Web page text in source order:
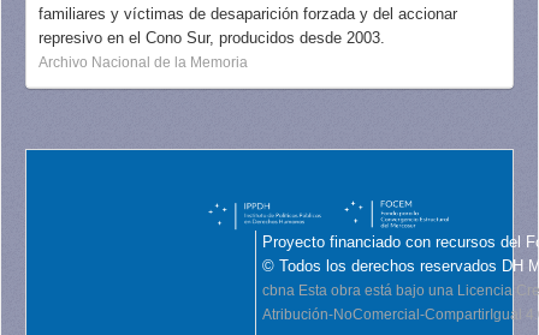
familiares y víctimas de desaparición forzada y del accionar
represivo en el Cono Sur, producidos desde 2003.
Archivo Nacional de la Memoria
Proyecto financiado con recursos del
© Todos los derechos reservados DH
cbna Esta obra está bajo una Licencia
Atribución-NoComercial-CompartirIgual